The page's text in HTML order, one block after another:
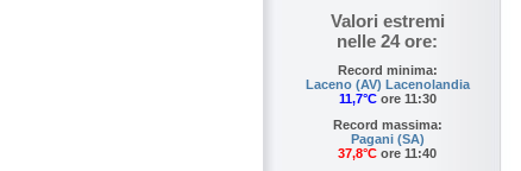
Valori estremi
nelle 24 ore:
Record minima:
Laceno (AV) Lacenolandia
11,7°Core 11:30
Record massima:
Pagani (SA)
37,8°C ore 11:40